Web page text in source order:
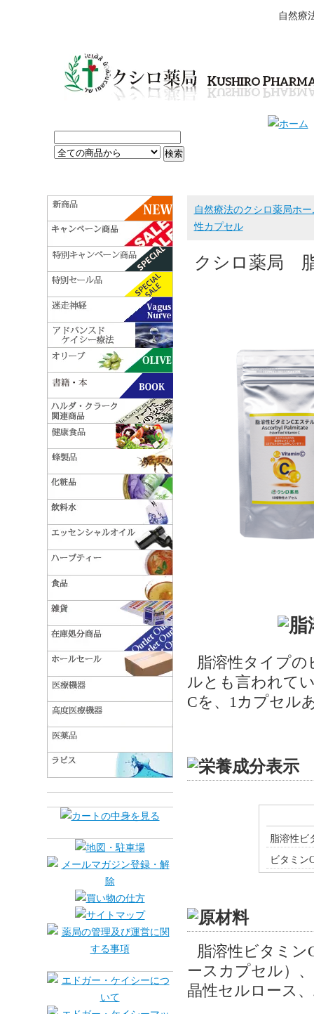
自然療
自然療法のクシロ薬局ホー
性カプセル
クシロ薬局
脂溶性タイプ
ルとも言われて
Cを、1カプセル
脂溶性ビ
ビタミン
脂溶性ビタミ
ースカプセル）
晶性セルロース